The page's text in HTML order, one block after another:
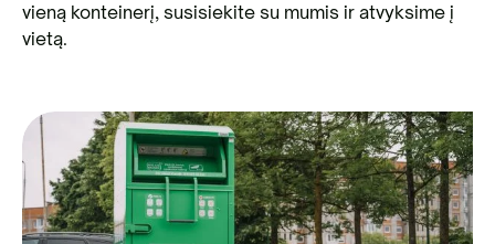
vieną konteinerį, susisiekite su mumis ir atvyksime į
vietą.